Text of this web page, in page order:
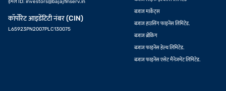
ईमेल ID: investors@bajajfinserv.in
कॉर्पोरेट आइडेंटिटी नंबर (CIN)
L65923PN2007PLC130075
बजाज मार्केट्स
बजाज हाउसिंग फाइनेंस लिमिटेड.
बजाज ब्रोकिंग
बजाज फाइनेंस हेल्थ लिमिटेड.
बजाज फाइनेंस एसेट मैनेजमेंट लिमिटेड.